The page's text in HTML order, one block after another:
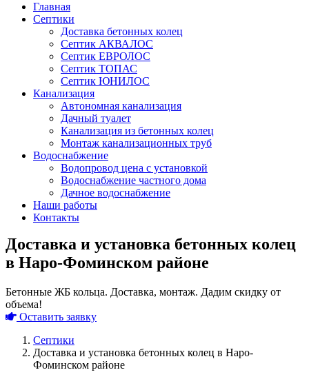
Главная
Септики
Доставка бетонных колец
Септик АКВАЛОС
Септик ЕВРОЛОС
Септик ТОПАС
Септик ЮНИЛОС
Канализация
Автономная канализация
Дачный туалет
Канализация из бетонных колец
Монтаж канализационных труб
Водоснабжение
Водопровод цена с установкой
Водоснабжение частного дома
Дачное водоснабжение
Наши работы
Контакты
Доставка и установка бетонных колец
в Наро-Фоминском районе
Бетонные ЖБ кольца. Доставка, монтаж. Дадим скидку от
объема!
Оставить заявку
Септики
Доставка и установка бетонных колец в Наро-
Фоминском районе